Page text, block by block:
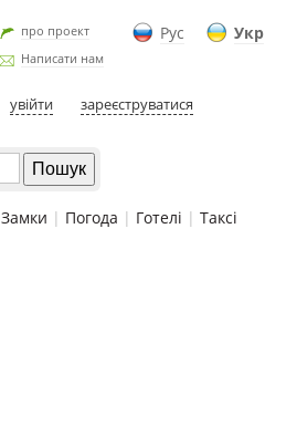
Рус Укр
про проект
Написати нам
увійти зареєструватися
Замки | Погода | Готелі | Таксі